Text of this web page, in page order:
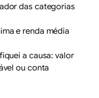
das categorias
e renda média
a causa: valor
ou conta